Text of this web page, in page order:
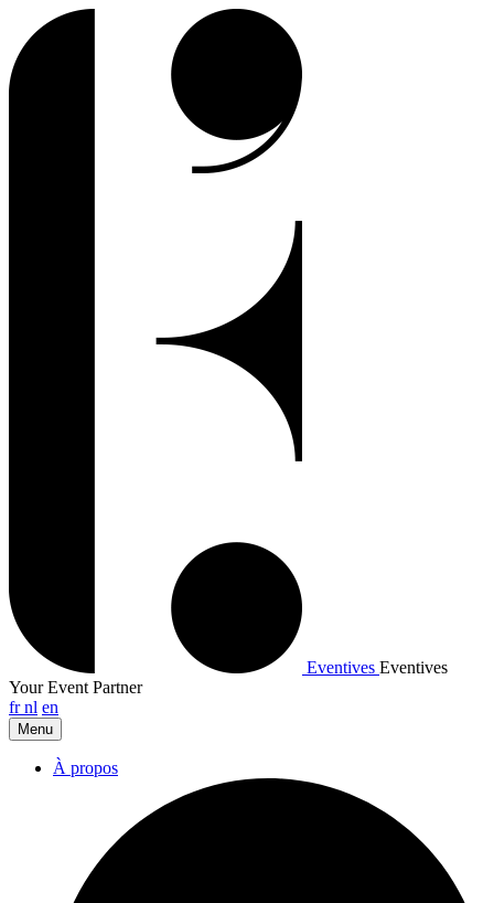
Eventives Eventives
Your Event Partner
frnl en
Menu
À propos